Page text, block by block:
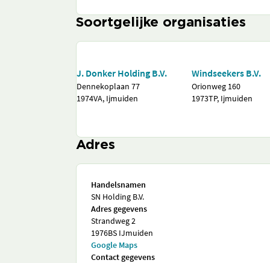
Soortgelijke organisaties
J. Donker Holding B.V.
Dennekoplaan 77
1974VA, Ijmuiden
Windseekers B.V.
Orionweg 160
1973TP, Ijmuiden
Adres
Handelsnamen
SN Holding B.V.
Adres gegevens
Strandweg 2
1976BS IJmuiden
Google Maps
Contact gegevens